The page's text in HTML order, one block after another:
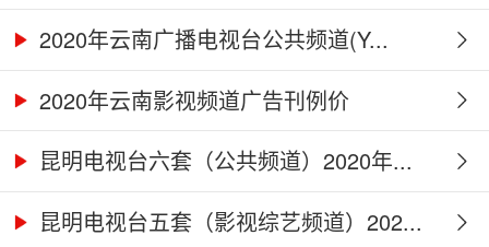
2020年云南广播电视台公共频道(Y...
2020年云南影视频道广告刊例价
昆明电视台六套（公共频道）2020年...
昆明电视台五套（影视综艺频道）202...